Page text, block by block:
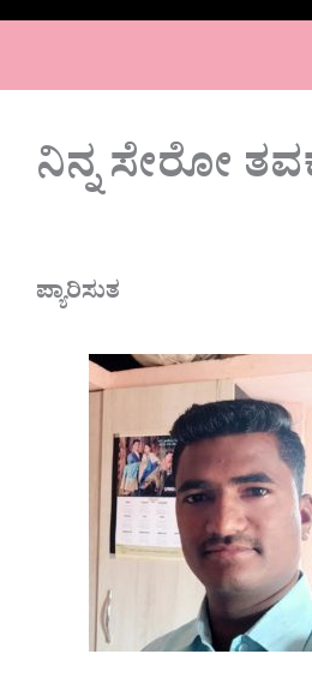
ನಿನ್ನ ಸೇರೋ
ಪ್ಯಾರಿಸುತ